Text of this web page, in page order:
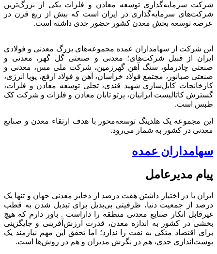
شرکت سرمایه‌گذاری توسعه معادن و فلزات یکی از بزرگ‌ترین
شرکت‌های سرمایه‌گذاری در ایران است که بیش از ربع قرن در
عرصه توسعه بخش معدن کشور حضور جدی داشته است.
این شرکت از سهامداران عمده مجموعه‌های بزرگ معدنی و فولادی
ایران از قبیل شرکت‌های؛ معدنی و صنعتی گل گهر، معدنی و
صنعتی چادرملو، سنگ آهن گهرزمین، شرکت ملی مس، معدنی و
صنعتی صبانور، مجتمع فولاد خراسان، آهن و فولاد ارفع، پویا انرژی،
کارخانجات کابل‌سازی شهید قندی، تجلی توسعه معادن و فلزات،
گسترش کاتالیست ایرانیان، پرتو تابان معادن و فلزات و شرکت کک
طبس است.
این مجموعه یک هلدینگ توسعه‌محور با هدف ارتقاء معدن و صنایع
معدنی در کشور به شمار می‌رود.
سهامداران عمده
پیام مدیرعامل
ایران با در اختیار داشتن هفت درصد از ذخایر معدنی جهان و تنها یک
درصد از جمعیت دنیا، ظرفیتی بی‌بدیل برای تبدیل شدن به قطب
غیرقابل انکار صنایع معدنی منطقه را داراست . باور دارم که هیچ
بخشی در کشور به اندازه معدن، قدرت ارزش‌آفرینی و جایگزینی
برای اقتصاد متکی به نفت را ندارد؛ اما تحقق این مهم نیازمند یک
پوست‌اندازی جدی، هم در نگرش مدیران و هم در روش‌ها است.